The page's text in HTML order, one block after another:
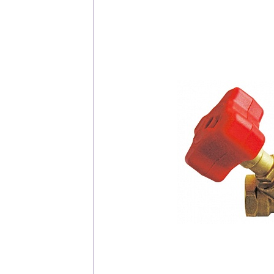
Каталог
Клиентам
Застройщикам
Снабженцам и
Монтажным
Предприятиям и